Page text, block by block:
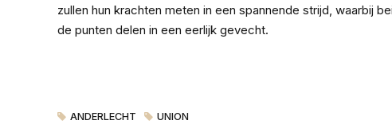
zullen hun krachten meten in een spannende strijd, waarbij
de punten delen in een eerlijk gevecht.
ANDERLECHT UNION